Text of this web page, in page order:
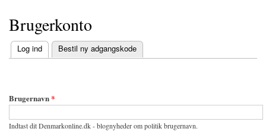
Brugerkonto
Primary tabs
Log ind
(active tab) Bestil ny adgangskode
Brugernavn*
Indtast dit Denmarkonline.dk - blognyheder om politik brugernavn.